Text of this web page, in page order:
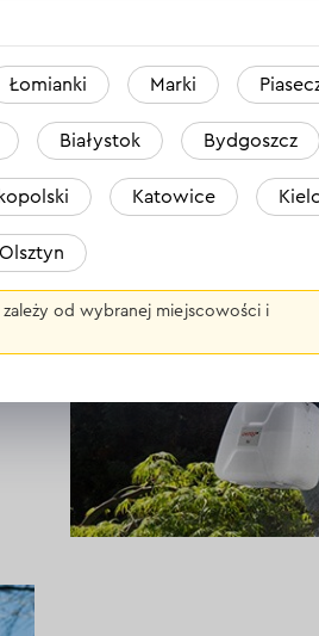
Łomianki Marki
Białystok Bydgoszcz
Katowice
Olsztyn
od wybranej miejscowości i